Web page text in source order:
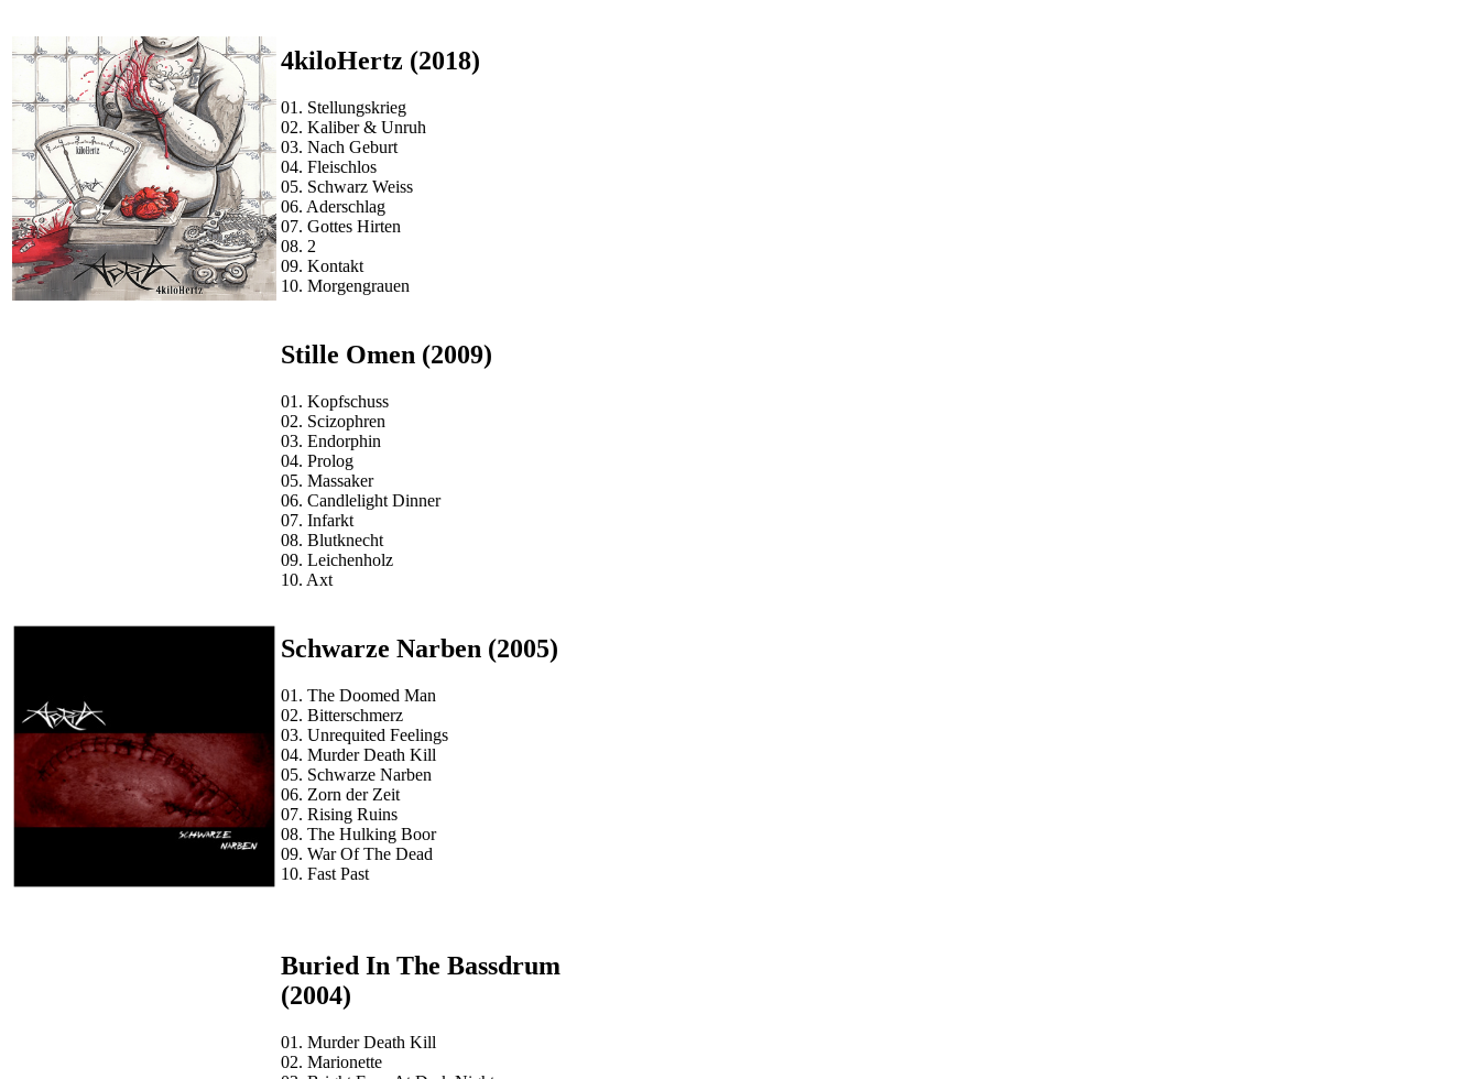
4kiloHertz (2018)
01. Stellungskrieg
02. Kaliber & Unruh
03. Nach Geburt
04. Fleischlos
05. Schwarz Weiss
06. Aderschlag
07. Gottes Hirten
08. 2
09. Kontakt
10. Morgengrauen
Stille Omen (2009)
01. Kopfschuss
02. Scizophren
03. Endorphin
04. Prolog
05. Massaker
06. Candlelight Dinner
07. Infarkt
08. Blutknecht
09. Leichenholz
10. Axt
Schwarze Narben (2005)
01. The Doomed Man
02. Bitterschmerz
03. Unrequited Feelings
04. Murder Death Kill
05. Schwarze Narben
06. Zorn der Zeit
07. Rising Ruins
08. The Hulking Boor
09. War Of The Dead
10. Fast Past
Buried In The Bassdrum
(2004)
01. Murder Death Kill
02. Marionette